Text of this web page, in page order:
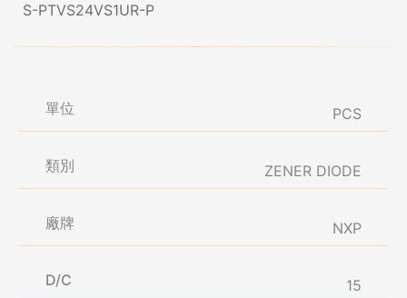
S-PTVS24VS1UR-P
單位 PCS
類別 ZENER DIODE
廠牌 NXP
D/C 15